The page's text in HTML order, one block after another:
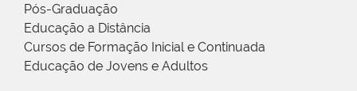
Pós-Graduação
Educação a Distância
Cursos de Formação Inicial e Continuada
Educação de Jovens e Adultos